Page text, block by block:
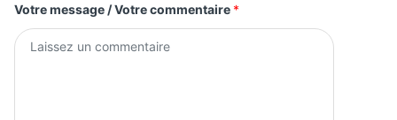
Votre message / Votre commentaire *